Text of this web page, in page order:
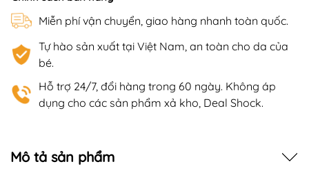
Miễn phí vận chuyển, giao hàng nhanh toàn quốc.
Tự hào sản xuất tại Việt Nam, an toàn cho da của
bé.
Hỗ trợ 24/7, đổi hàng trong 60 ngày. Không áp
dụng cho các sản phẩm xả kho, Deal Shock.
Mô tả sản phẩm